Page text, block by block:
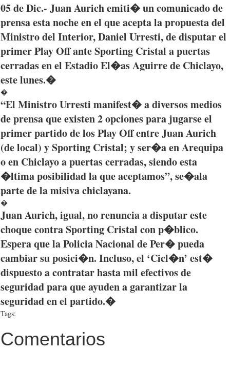
05 deDic.- JuanAurichemiti�uncomunicadode
prensaestanocheen el queaceptalapropuestadel
Ministrodel Interior, Daniel Urresti, dedisputarel
primer Play Off ante Sporting Cristal apuertas
cerradasen el EstadioEl�asAguirrede Chiclayo,
estelunes.�
�
“El MinistroUrresti manifest� a diversos medios
deprensaqueexisten 2 opciones para jugarse el
primer partido de los Play Off entre JuanAurich
(de local) y Sporting Cristal; y ser�a en Arequipa
o en Chiclayoapuertascerradas, siendoesta
�ltima posibilidad laqueaceptamos”, se�ala
parte de la misiva chiclayana.
�
JuanAurich, igual, no renuncia adisputareste
choque contra Sporting Cristal con p�blico.
Esperaquela Policia Nacional de Per� pueda
cambiar su posici�n. Incluso, el ‘Cicl�n’ est�
dispuesto a contratar hasta mil efectivos de
seguridad paraqueayuden a garantizar la
seguridad en el partido.�
Tags:
Comentarios